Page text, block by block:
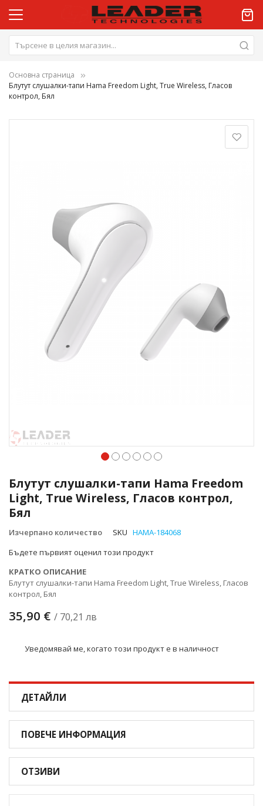
Основна страница
Блутут слушалки-тапи Hama Freedom Light, Тrue Wireless, Гласов
контрол, Бял
Блутут слушалки-тапи Hama Freedom
Light, Тrue Wireless, Гласов контрол,
Бял
Изчерпано количество SKU HAMA-184068
Бъдете първият оценил този продукт
КРАТКО ОПИСАНИЕ
Блутут слушалки-тапи Hama Freedom Light, Тrue Wireless, Гласов
контрол, Бял
35,90 € / 70,21 лв
Уведомявай ме, когато този продукт е в наличност
към
началото
на
галерия
снимки
ДЕТАЙЛИ
ПОВЕЧЕ ИНФОРМАЦИЯ
ОТЗИВИ